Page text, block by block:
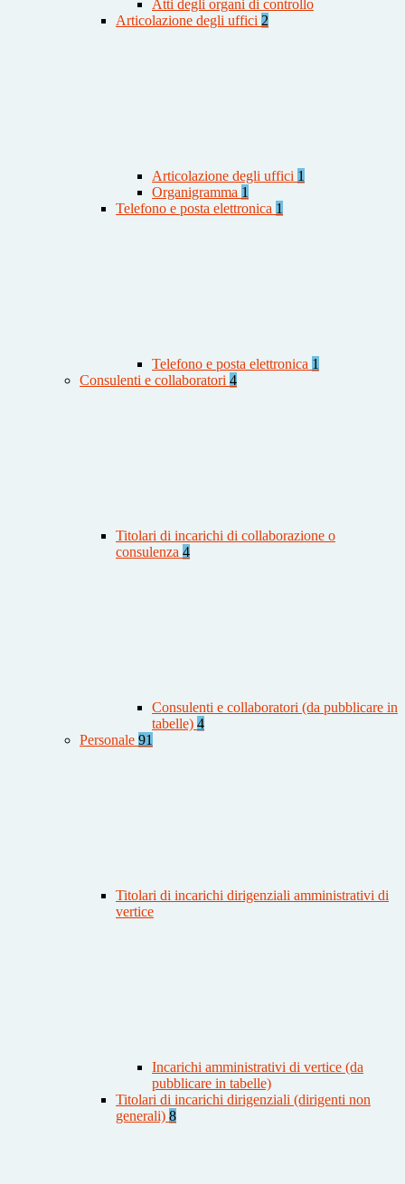
Atti degli organi di controllo
Articolazione degli uffici 2
Articolazione degli uffici 1
Organigramma 1
Telefono e posta elettronica 1
Telefono e posta elettronica 1
Consulenti e collaboratori 4
Titolari di incarichi di collaborazione o
consulenza 4
Consulenti e collaboratori (da pubblicare in
tabelle) 4
Personale 91
Titolari di incarichi dirigenziali amministrativi di
vertice
Incarichi amministrativi di vertice (da
pubblicare in tabelle)
Titolari di incarichi dirigenziali (dirigenti non
generali) 8